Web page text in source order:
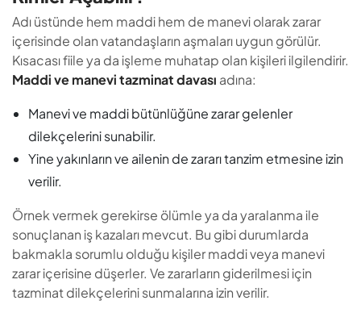
Adı üstünde hem maddi hem de manevi olarak zarar
içerisinde olan vatandaşların aşmaları uygun görülür.
Kısacası fiile ya da işleme muhatap olan kişileri ilgilendirir.
Maddi ve manevi tazminat davası adına:
Manevi ve maddi bütünlüğüne zarar gelenler
dilekçelerini sunabilir.
Yine yakınların ve ailenin de zararı tanzim etmesine izin
verilir.
Örnek vermek gerekirse ölümle ya da yaralanma ile
sonuçlanan iş kazaları mevcut. Bu gibi durumlarda
bakmakla sorumlu olduğu kişiler maddi veya manevi
zarar içerisine düşerler. Ve zararların giderilmesi için
tazminat dilekçelerini sunmalarına izin verilir.